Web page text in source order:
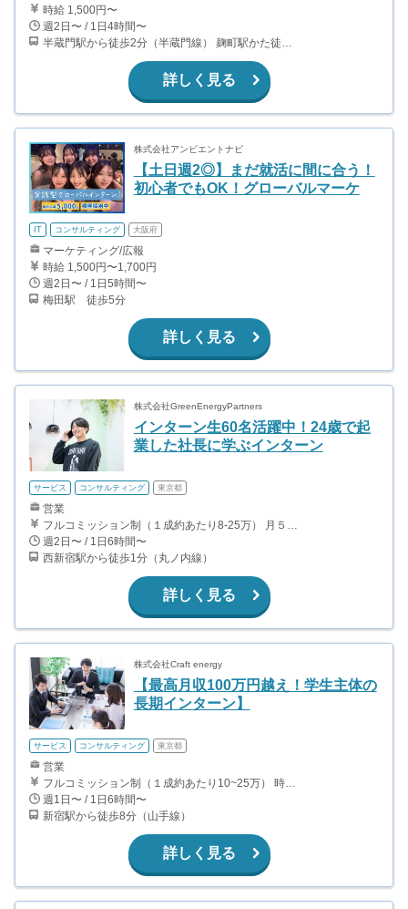
時給 1,500円〜
週2日〜 / 1日4時間〜
詳しく見る
株式会社アンビエントナビ
【土日週2◎】まだ就活に間に合う！
初心者でもOK！グローバルマーケ
IT コンサルティング 大阪府
マーケティング/広報
時給 1,500円〜1,700円
週2日〜 / 1日5時間〜
梅田駅 徒歩5分
詳しく見る
株式会社GreenEnergyPartners
インターン生60名活躍中！24歳で起
業した社長に学ぶインターン
サービス コンサルティング 東京都
営業
フルコミッション制（１成約あたり8-25万） 月５０万以上稼ぐインターン生も多数います！ ■収入例 ○入社１ヶ月目（明治大学2年生） 役職：アポインター 月間１契約×８万円＝８万円 ＋交通費 ○入社３ヶ月目（東京大学２年生） 役職：アポインター（ランク：ブロンズ） 月間３契約×10万円＝30万円 ＋交通費 ○入社６ヶ月目（早稲田大学３年生） 役職：アポインター（ランク：シルバー） 月間５契約×12万円＝60万円 ＋交通費 ○入社15ヶ月目（慶應大学３年生） 役職：クローザー 月間３契約×25万＝75万円 ＋交通費
週2日〜 / 1日6時間〜
西新宿駅から徒歩1分（丸ノ内線）
詳しく見る
株式会社Craft energy
【最高月収100万円越え！学生主体の
長期インターン】
サービス コンサルティング 東京都
営業
フルコミッション制（１成約あたり10~25万） 時給換算で（2000円〜2500円）程度が目安となります。 月100万を稼ぐ学生多数在籍しています。 ■収入例 〇入社1か月目（早稲田大学2年生） 役職：アポインター 月間1契約×10万円＝10万円 ＋交通費 〇入社3か月目（明治大学2年生） 役職：アポインター 月間2契約×13万円＝26万円 ＋交通費 〇入社6か月目（慶應義塾大学3年生） 役職：アポインター 月間5契約×15万円＝75万円 ＋交通費 〇入社15か月目（東京大学3年生） 役職：クローザー 月間3契約×25万=75万円 ＋交通費 交通費支給あり
週1日〜 / 1日6時間〜
新宿駅から徒歩8分（山手線）
詳しく見る